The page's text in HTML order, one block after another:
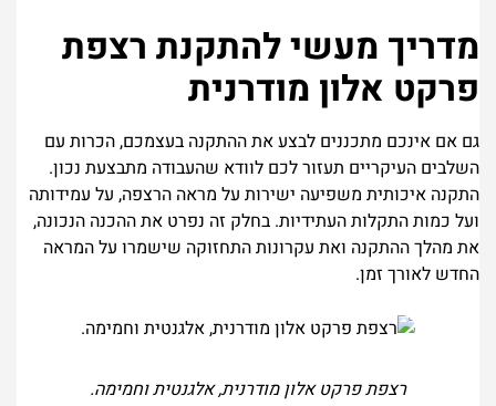
מדריך מעשי להתקנת רצפת
פרקט אלון מודרנית
גם אם אינכם מתכננים לבצע את ההתקנה בעצמכם, הכרות עם
השלבים העיקריים תעזור לכם לוודא שהעבודה מתבצעת נכון.
התקנה איכותית משפיעה ישירות על מראה הרצפה, על עמידותה
ועל כמות התקלות העתידיות. בחלק זה נפרט את ההכנה הנכונה,
את מהלך ההתקנה ואת עקרונות התחזוקה שישמרו על המראה
החדש לאורך זמן.
רצפת פרקט אלון מודרנית, אלגנטית וחמימה.